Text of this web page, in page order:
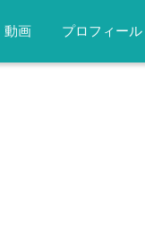
動画 プロフィール